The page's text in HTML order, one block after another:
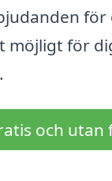
möjligt för
och